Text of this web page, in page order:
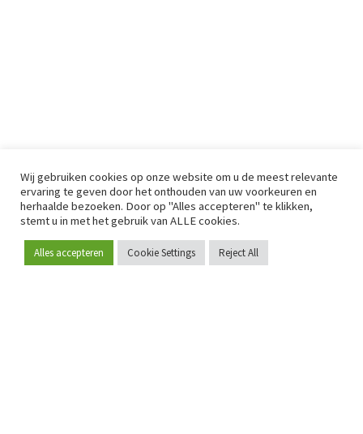
Word lid
Wij gebruiken cookies op onze website om u de meest relevante
ervaring te geven door het onthouden van uw voorkeuren en
herhaalde bezoeken. Door op "Alles accepteren" te klikken,
stemt u in met het gebruik van ALLE cookies.
Alles accepteren Cookie Settings Reject All